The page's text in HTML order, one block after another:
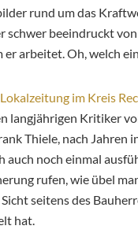
rund um das
schwer beeindruckt
er arbeitet. Oh, welch
Lokalzeitung im Kreis
langjährigen Kritiker
Thiele, nach Jahren
auch noch einmal
rufen, wie übel
seitens des
hat.